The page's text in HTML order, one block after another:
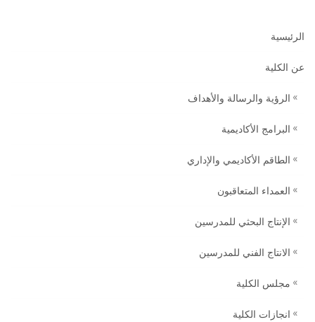
الرئيسية
عن الكلية
الرؤية والرسالة والأهداف
البرامج الأكاديمية
الطاقم الأكاديمي والإداري
العمداء المتعاقبون
الإنتاج البحثي للمدرسين
الانتاج الفني للمدرسين
مجلس الكلية
انجازات الكلية